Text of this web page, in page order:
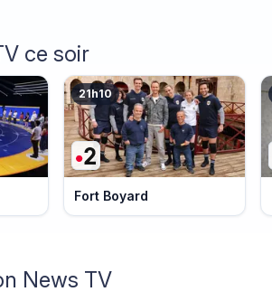
ce soir
21h10
Fort Boyard
News TV